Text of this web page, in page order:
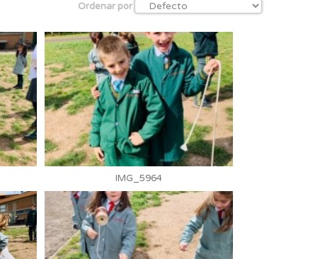
Ordenar por
IMG_5964